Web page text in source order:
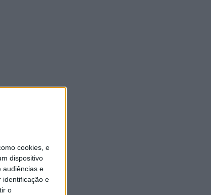
cookies, e
dispositivo
audiências e
identificação e
o